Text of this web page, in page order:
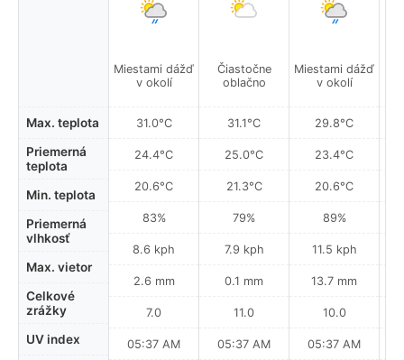
Max. teplota
Priemerná
teplota
Min. teplota
Priemerná
vlhkosť
Max. vietor
Celkové
zrážky
UV index
Miestami dážď
v okolí
31.0°C
24.4°C
20.6°C
83%
8.6 kph
2.6 mm
7.0
05:37 AM
Čiastočne
oblačno
31.1°C
25.0°C
21.3°C
79%
7.9 kph
0.1 mm
11.0
05:37 AM
Miestami dážď
v okolí
29.8°C
23.4°C
20.6°C
89%
11.5 kph
13.7 mm
10.0
05:37 AM